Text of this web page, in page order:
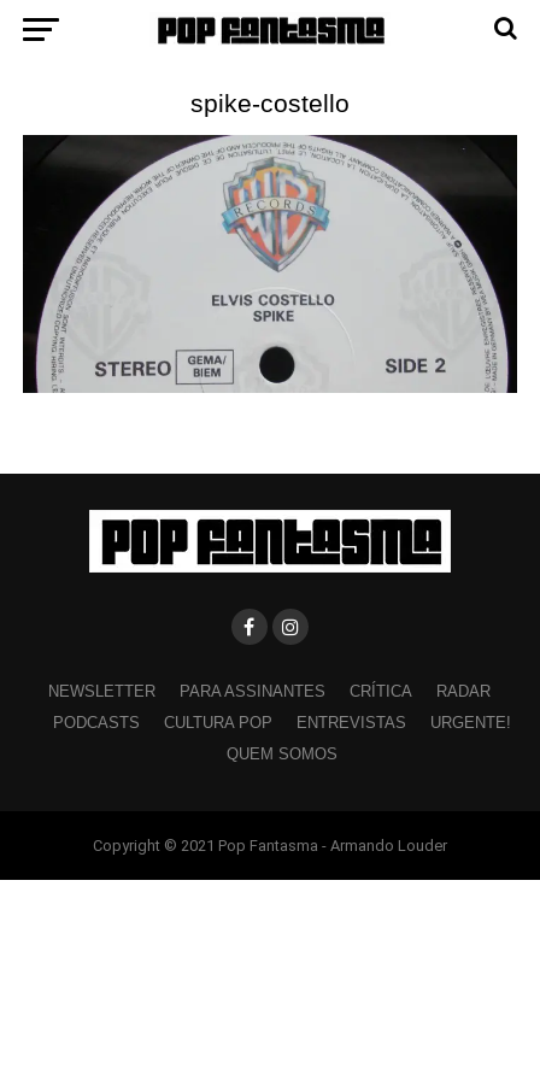
spike-costello
NEWSLETTER PARA ASSINANTES CRÍTICA
RADAR
PODCASTS
CULTURA POP ENTREVISTAS
URGENTE!
QUEM SOMOS
Copyright © 2021 Pop Fantasma - Armando Louder